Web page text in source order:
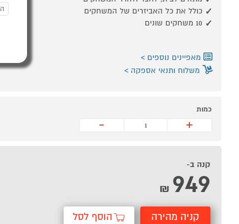
כולל את כל האביזרים של המשחקים
10 משחקים שונים
מאפיינים נוספים
משלוח ותנאי אספקה
כמות
+
-
קנה ב-
949
₪
קניה מהירה הוסף לסל